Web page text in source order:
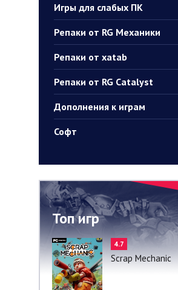
Игры для слабых ПК
Репаки от RG Механики
Репаки от xatab
Репаки от RG Catalyst
Дополнения к играм
Софт
Топ игр
4.7
Scrap Mechanic